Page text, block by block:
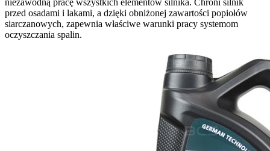
niezawodną pracę wszystkich elementów silnika. Chroni silnik
przed osadami i lakami, a dzięki obniżonej zawartości popiołów
siarczanowych, zapewnia właściwe warunki pracy systemom
oczyszczania spalin.